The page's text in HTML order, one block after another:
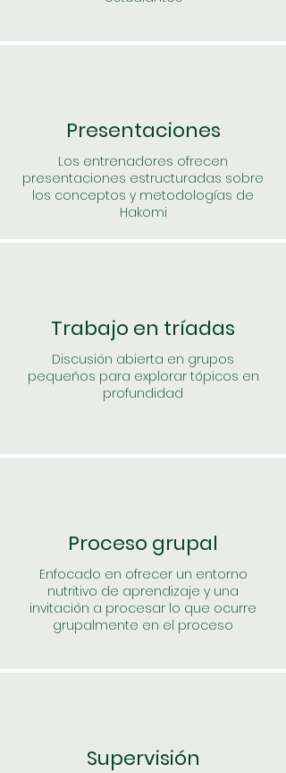
Presentaciones
Los entrenadores ofrecen
presentaciones estructuradas sobre
los conceptos y metodologías de
Hakomi
Trabajo en tríadas
Discusión abierta en grupos
pequeños para explorar tópicos en
profundidad
Proceso grupal
Enfocado en ofrecer un entorno
nutritivo de aprendizaje y una
invitación a procesar lo que ocurre
grupalmente en el proceso
Supervisión